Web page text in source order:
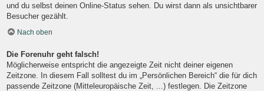
und du selbst deinen Online-Status sehen. Du wirst dann als unsichtbarer
Besucher gezählt.
Nach oben
Die Forenuhr geht falsch!
Möglicherweise entspricht die angezeigte Zeit nicht deiner eigenen
Zeitzone. In diesem Fall solltest du im „Persönlichen Bereich“ die für dich
passende Zeitzone (Mitteleuropäische Zeit, ...) festlegen. Die Zeitzone